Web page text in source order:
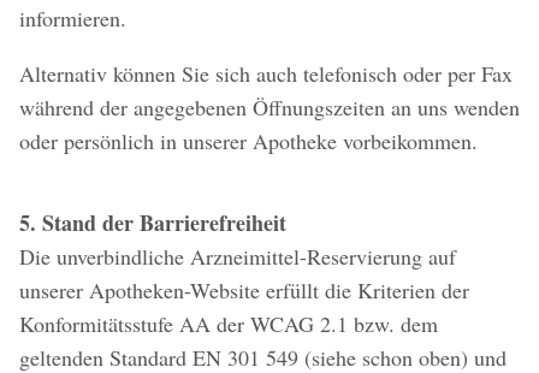
informieren.
Alternativ können Sie sich auch telefonisch oder per Fax
während der angegebenen Öffnungszeiten an uns wenden
oder persönlich in unserer Apotheke vorbeikommen.
5. Stand der Barrierefreiheit
Die unverbindliche Arzneimittel-Reservierung auf
unserer Apotheken-Website erfüllt die Kriterien der
Konformitätsstufe AA der WCAG 2.1 bzw. dem
geltenden Standard EN 301 549 (siehe schon oben) und